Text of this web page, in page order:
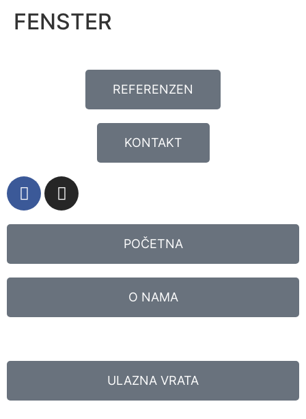
FENSTER
REFERENZEN
KONTAKT
POČETNA
O NAMA
ULAZNA VRATA